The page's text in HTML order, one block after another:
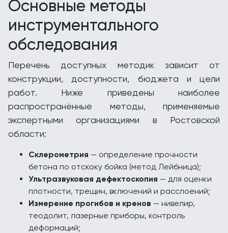
Основные методы
инструментального
обследования
Перечень доступных методик зависит от
конструкции, доступности, бюджета и цели
работ. Ниже приведены наиболее
распространённые методы, применяемые
экспертными организациями в Ростовской
области:
Склерометрия — определение прочности
бетона по отскоку бойка (метод Лейбница);
Ультразвуковая дефектоскопия — для оценки
плотности, трещин, включений и расслоений;
Измерение прогибов и кренов — нивелир,
теодолит, лазерные приборы, контроль
деформаций;